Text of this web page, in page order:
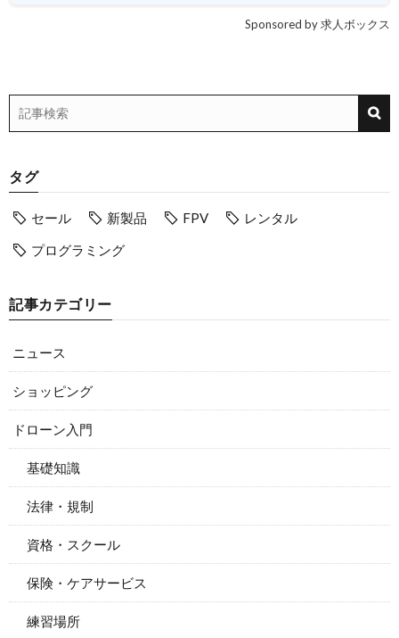
Sponsored by 求人ボックス
タグ
セール 新製品 FPV
レンタル
プログラミング
記事カテゴリー
ニュース
ショッピング
ドローン入門
基礎知識
法律・規制
資格・スクール
保険・ケアサービス
練習場所